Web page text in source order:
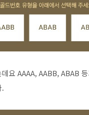
요 AAAA, AABB, ABAB
.